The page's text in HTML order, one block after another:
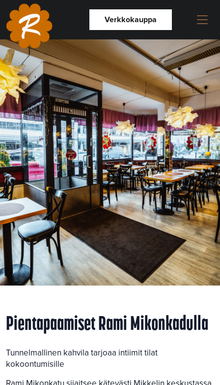
Verkkokauppa
Pientapaamiset Rami Mikonkadulla
Tunnelmallinen kahvila tarjoaa intiimit tilat
kokoontumisille